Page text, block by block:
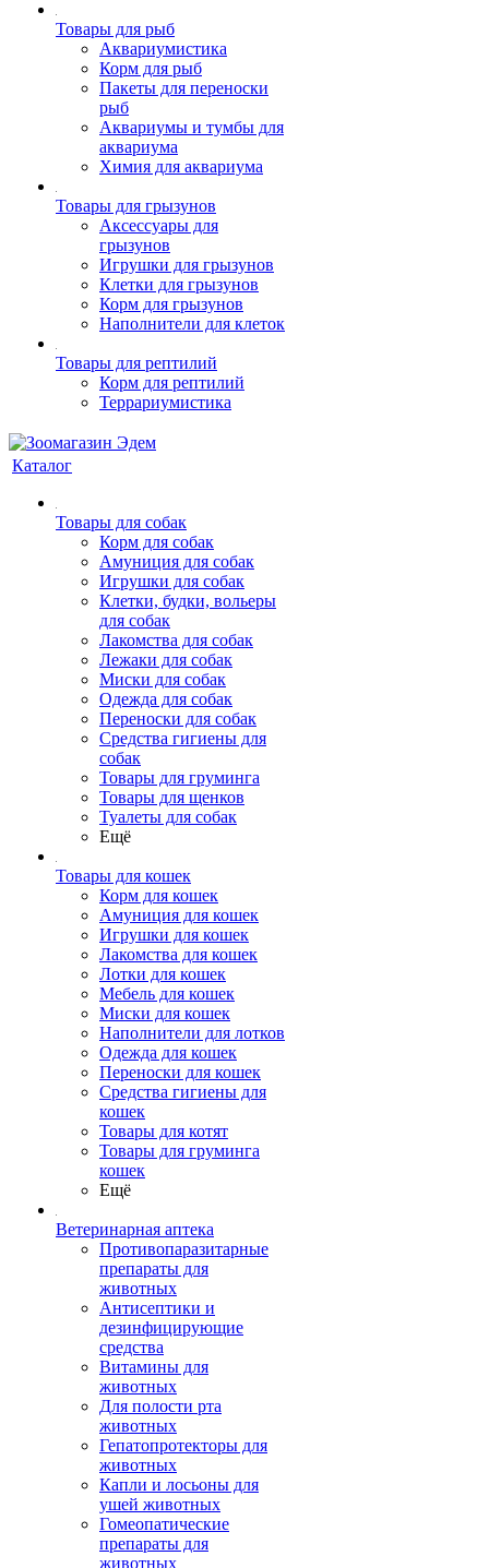
Товары для рыб
Аквариумистика
Корм для рыб
Пакеты для переноски
рыб
Аквариумы и тумбы для
аквариума
Химия для аквариума
Товары для грызунов
Аксессуары для
грызунов
Игрушки для грызунов
Клетки для грызунов
Корм для грызунов
Наполнители для клеток
Товары для рептилий
Корм для рептилий
Террариумистика
Каталог
Товары для собак
Корм для собак
Амуниция для собак
Игрушки для собак
Клетки, будки, вольеры
для собак
Лакомства для собак
Лежаки для собак
Миски для собак
Одежда для собак
Переноски для собак
Средства гигиены для
собак
Товары для груминга
Товары для щенков
Туалеты для собак
Ещё
Товары для кошек
Корм для кошек
Амуниция для кошек
Игрушки для кошек
Лакомства для кошек
Лотки для кошек
Мебель для кошек
Миски для кошек
Наполнители для лотков
Одежда для кошек
Переноски для кошек
Средства гигиены для
кошек
Товары для котят
Товары для груминга
кошек
Ещё
Ветеринарная аптека
Противопаразитарные
препараты для
животных
Антисептики и
дезинфицирующие
средства
Витамины для
животных
Для полости рта
животных
Гепатопротекторы для
животных
Капли и лосьоны для
ушей животных
Гомеопатические
препараты для
животных